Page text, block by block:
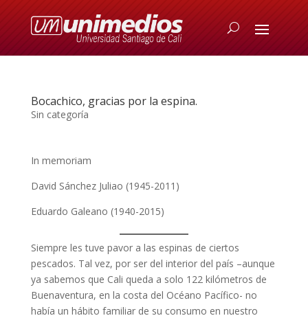
Bocachico, gracias por la espina.
Sin categoría
In memoriam
David Sánchez Juliao (1945-2011)
Eduardo Galeano (1940-2015)
Siempre les tuve pavor a las espinas de ciertos
pescados. Tal vez, por ser del interior del país –aunque
ya sabemos que Cali queda a solo 122 kilómetros de
Buenaventura, en la costa del Océano Pacífico- no
había un hábito familiar de su consumo en nuestro